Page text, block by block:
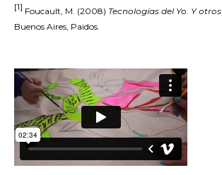
[1] Foucault, M. (2008) Tecnologías del Yo. Y
Buenos Aires, Paidos.